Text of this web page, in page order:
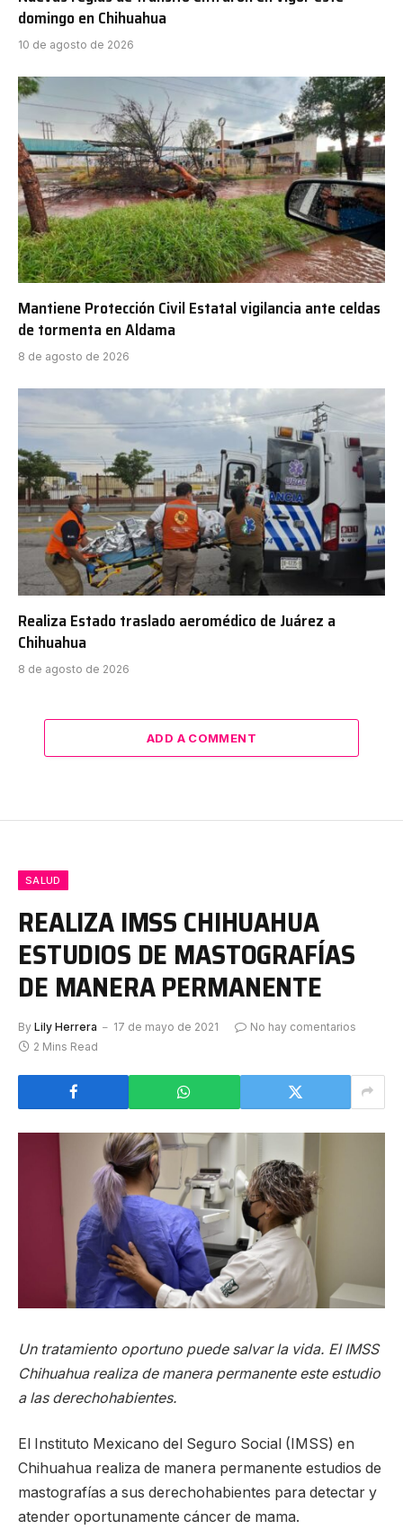
domingo en Chihuahua
10 de agosto de 2026
Mantiene Protección Civil Estatal vigilancia ante celdas
de tormenta en Aldama
8 de agosto de 2026
Realiza Estado traslado aeromédico de Juárez a
Chihuahua
8 de agosto de 2026
ADD A COMMENT
SALUD
REALIZA IMSS CHIHUAHUA
ESTUDIOS DE MASTOGRAFÍAS
DE MANERA PERMANENTE
By Lily Herrera 17 de mayo de 2021
No hay comentarios
2 Mins Read
Un tratamiento oportuno puede salvar la vida. El IMSS
Chihuahua realiza de manera permanente este estudio
a las derechohabientes.
El Instituto Mexicano del Seguro Social (IMSS) en
Chihuahua realiza de manera permanente estudios de
mastografías a sus derechohabientes para detectar y
atender oportunamente cáncer de mama.